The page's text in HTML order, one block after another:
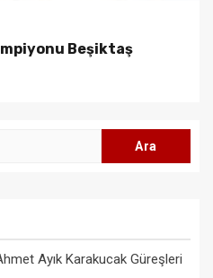
Beşiktaş
Ayık Karakucak Güreşleri